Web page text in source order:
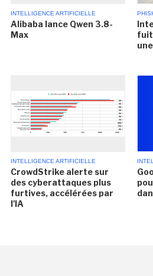
INTELLIGENCE ARTIFICIELLE
Alibaba lance Qwen 3.8-
Max
INTELLIGENCE ARTIFICIELLE
CrowdStrike alerte sur
des cyberattaques plus
furtives, accélérées par
l'IA